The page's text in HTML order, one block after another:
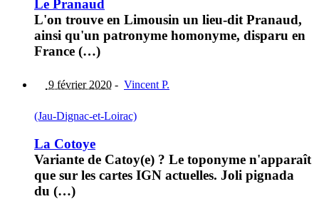
Le Pranaud
L'on trouve en Limousin un lieu-dit Pranaud,
ainsi qu'un patronyme homonyme, disparu en
France (…)
9 février 2020 - Vincent P.
(Jau-Dignac-et-Loirac)
La Cotoye
Variante de Catoy(e) ? Le toponyme n'apparaît
que sur les cartes IGN actuelles. Joli pignada
du (…)